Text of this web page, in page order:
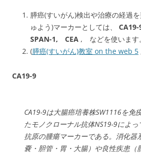
膵癌(すいがん)検出や治療の経過
ゅよう)マーカーとしては、
SPAN-1, CEA , などを使います。
(膵癌(すいがん)教室 on the web 5
CA19-9
CA19-9は大腸癌培養株SW1116を免
たモノクローナル抗体NS19-9によ
抗原の腫瘍マーカーである。消化器
嚢・胆管・胃・大腸）や良性疾患（